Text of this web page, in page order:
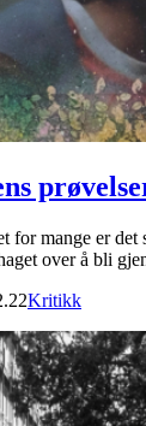
for mange er det
over å bli
Kritikk